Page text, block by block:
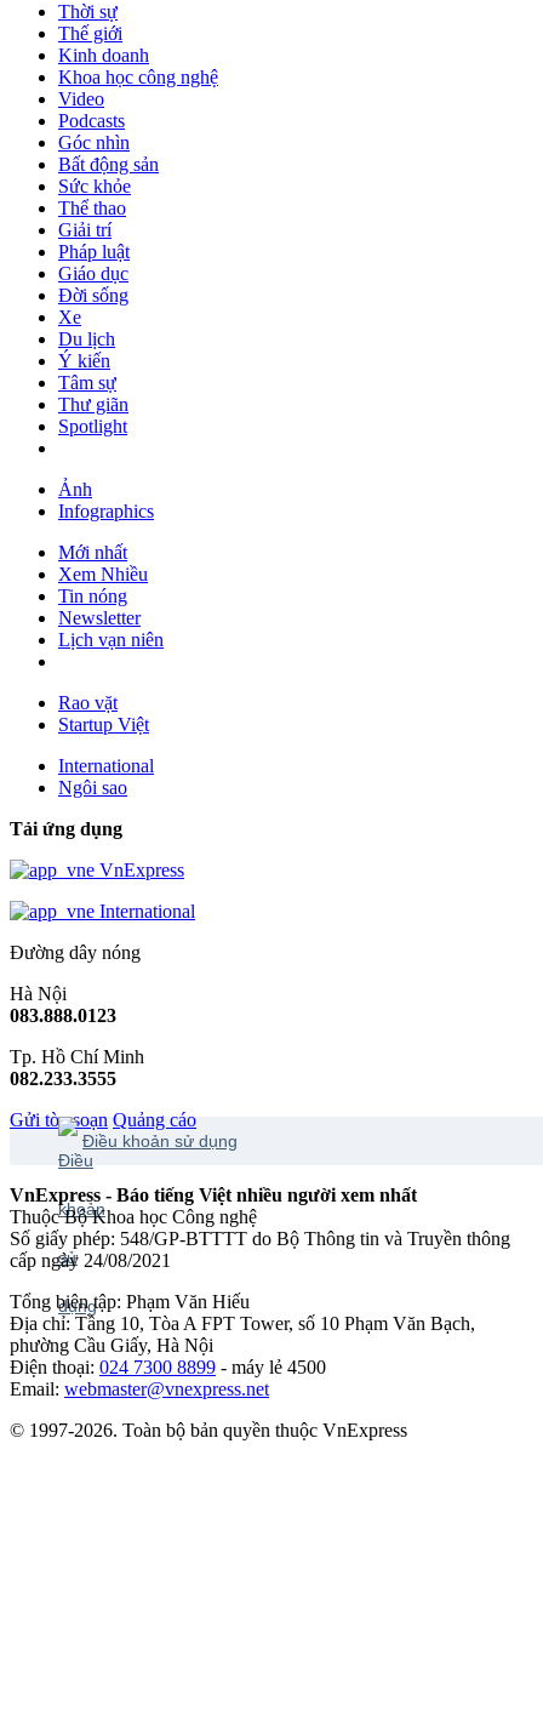
Thời sự
Thế giới
Kinh doanh
Khoa học công nghệ
Video
Podcasts
Góc nhìn
Bất động sản
Sức khỏe
Thể thao
Giải trí
Pháp luật
Giáo dục
Đời sống
Xe
Du lịch
Ý kiến
Tâm sự
Thư giãn
Spotlight
Ảnh
Infographics
Mới nhất
Xem Nhiều
Tin nóng
Newsletter
Lịch vạn niên
Rao vặt
Startup Việt
International
Ngôi sao
Tải ứng dụng
VnExpress
International
Đường dây nóng
Hà Nội
083.888.0123
Tp. Hồ Chí Minh
082.233.3555
Gửi tòa soạn Quảng cáo
Điều khoản sử dụng
VnExpress - Báo tiếng Việt nhiều người xem nhất
Thuộc Bộ Khoa học Công nghệ
Số giấy phép: 548/GP-BTTTT do Bộ Thông tin và Truyền thông
cấp ngày 24/08/2021
Tổng biên tập: Phạm Văn Hiếu
Địa chỉ: Tầng 10, Tòa A FPT Tower, số 10 Phạm Văn Bạch,
phường Cầu Giấy, Hà Nội
Điện thoại: 024 7300 8899 - máy lẻ 4500
Email: webmaster@vnexpress.net
© 1997-2026. Toàn bộ bản quyền thuộc VnExpress